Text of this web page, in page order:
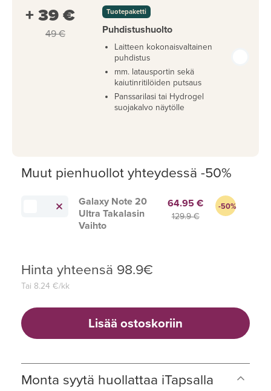
+ 39 €
49 €
Tuotepaketti
Puhdistushuolto
Laitteen kokonaisvaltainen
puhdistus
mm. latausportin sekä
kaiutinritilöiden putsaus
Panssarilasi tai Hydrogel
suojakalvo näytölle
Muut pienhuollot yhteydessä -50%
Galaxy Note 20
Ultra Takalasin
Vaihto
64.95 €
129.9 €
-50%
Hinta yhteensä 98.9€
Tai 8.24 €/kk
Lisää ostoskoriin
Monta syytä huollattaa iTapsalla